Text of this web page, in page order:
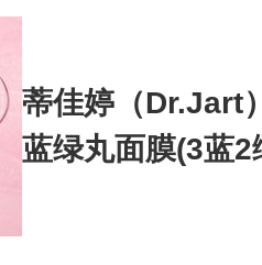
蒂佳婷（Dr.Jart
蓝绿丸面膜(3蓝